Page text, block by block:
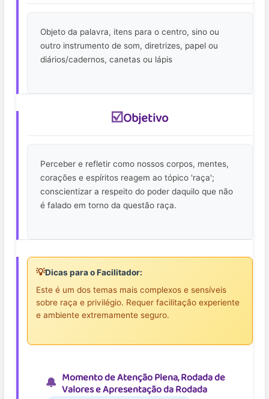
Objeto da palavra, itens para o centro, sino ou
outro instrumento de som, diretrizes, papel ou
diários/cadernos, canetas ou lápis
☑️Objetivo
Perceber e refletir como nossos corpos, mentes,
corações e espíritos reagem ao tópico 'raça';
conscientizar a respeito do poder daquilo que não
é falado em torno da questão raça.
💡Dicas para o Facilitador:
Este é um dos temas mais complexos e sensíveis
sobre raça e privilégio. Requer facilitação experiente
e ambiente extremamente seguro.
Momento de Atenção Plena, Rodada de
Valores e Apresentação da Rodada